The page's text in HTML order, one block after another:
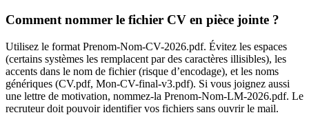
Comment nommer le fichier CV en pièce jointe ?
Utilisez le format Prenom-Nom-CV-2026.pdf. Évitez les espaces
(certains systèmes les remplacent par des caractères illisibles), les
accents dans le nom de fichier (risque d’encodage), et les noms
génériques (CV.pdf, Mon-CV-final-v3.pdf). Si vous joignez aussi
une lettre de motivation, nommez-la Prenom-Nom-LM-2026.pdf. Le
recruteur doit pouvoir identifier vos fichiers sans ouvrir le mail.